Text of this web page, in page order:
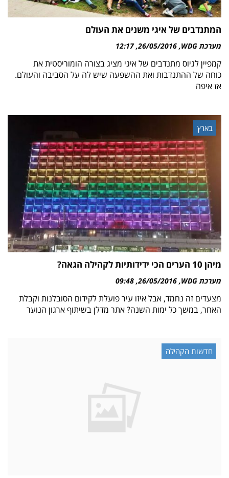
המתנדבים של איגי משנים את העולם
מערכת WDG 26/05/2016
12:17
קמפיין לגיוס מתנדבים של איגי מציג בצורה הומוריסטית את
כוחה של ההתנדבות ואת ההשפעה שיש לה על הסביבה והעולם.
אז איפה
בארץ
מיהן 10 הערים הכי ידידותיות לקהילה הגאה?
מערכת WDG 26/05/2016
09:48
מצעדים זה נחמד, אבל איזו עיר פועלת לקידום הסובלנות וקבלת
האחר, במשך כל ימות השנה? אתר מדלן בשיתוף ארגון הנוער
חדשות הקהילה